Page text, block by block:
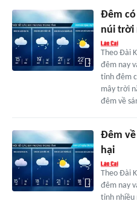
Đêm
núi trời
Theo Đài
đêm nay
tỉnh đêm
mây trời
đêm về
Đêm
hại
Theo Đài
đêm nay
tỉnh nhiều